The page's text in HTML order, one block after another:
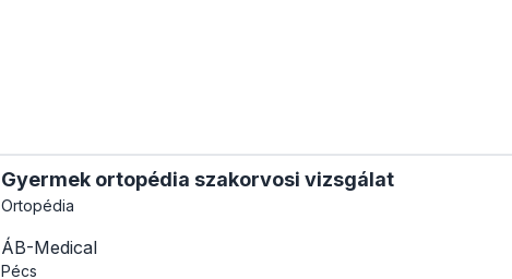
Gyermek ortopédia szakorvosi vizsgálat
Ortopédia
ÁB-Medical
Pécs